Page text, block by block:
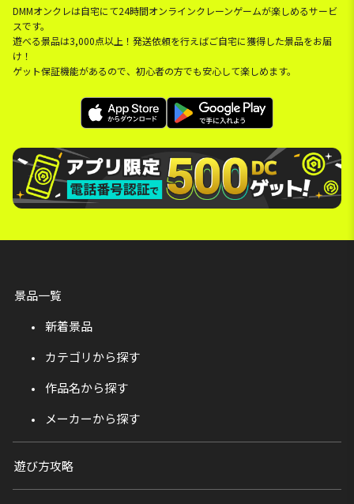
DMMオンクレは自宅にて24時間オンラインクレーンゲームが楽しめるサービ
スです。
遊べる景品は3,000点以上！発送依頼を行えばご自宅に獲得した景品をお届
け！
ゲット保証機能があるので、初心者の方でも安心して楽しめます。
景品一覧
新着景品
カテゴリから探す
作品名から探す
メーカーから探す
遊び方攻略